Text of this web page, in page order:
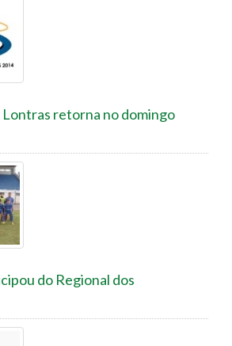
retorna no domingo
do Regional dos